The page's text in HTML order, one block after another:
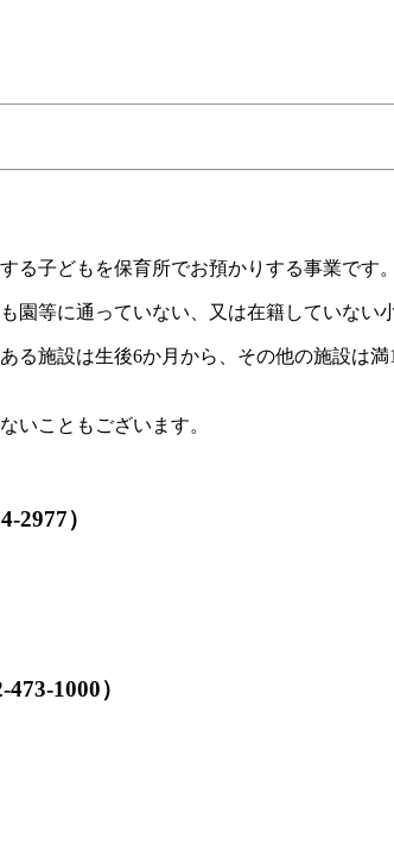
る子どもを保育所でお預かりする事業です。
等に通っていない、又は在籍していない
施設は生後6か月から、その他の施設は
いこともございます。
2977）
1000）